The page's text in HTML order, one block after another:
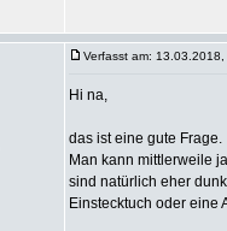
Verfasst am:
Hi na,
das ist eine gute Frage.
Man kann mittlerweile
sind natürlich eher
Einstecktuch oder eine